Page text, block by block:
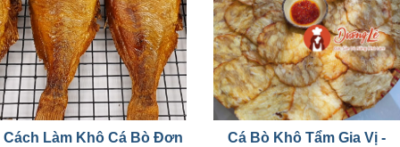
Cách Làm Khô Cá Bò Đơn
Cá Bò Khô Tẩm Gia Vị -